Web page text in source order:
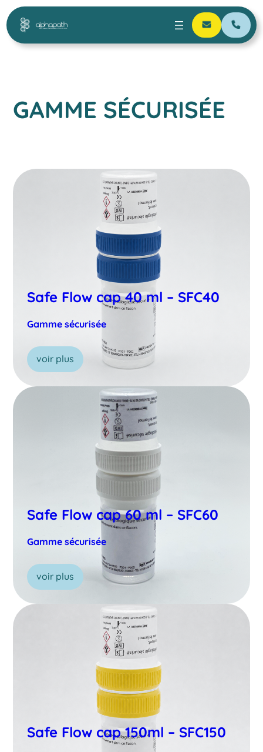
GAMME SÉCURISÉE
Safe Flow cap 40 ml – SFC40
Gamme sécurisée
voir plus
Safe Flow cap 60 ml – SFC60
Gamme sécurisée
voir plus
Safe Flow cap 150ml – SFC150